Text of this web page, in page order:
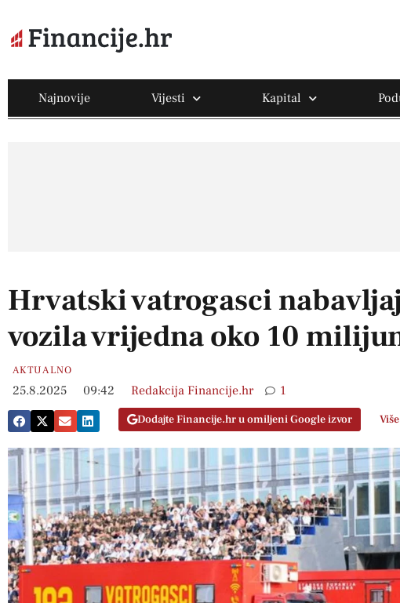
Najnovije Vijesti Kapital
Hrvatski vatrogasci
vozila vrijedna oko 10
AKTUALNO
25.8.2025 09:42 Redakcija Financije.hr 1
Dodajte Financije.hr u omiljeni Google izvor Više